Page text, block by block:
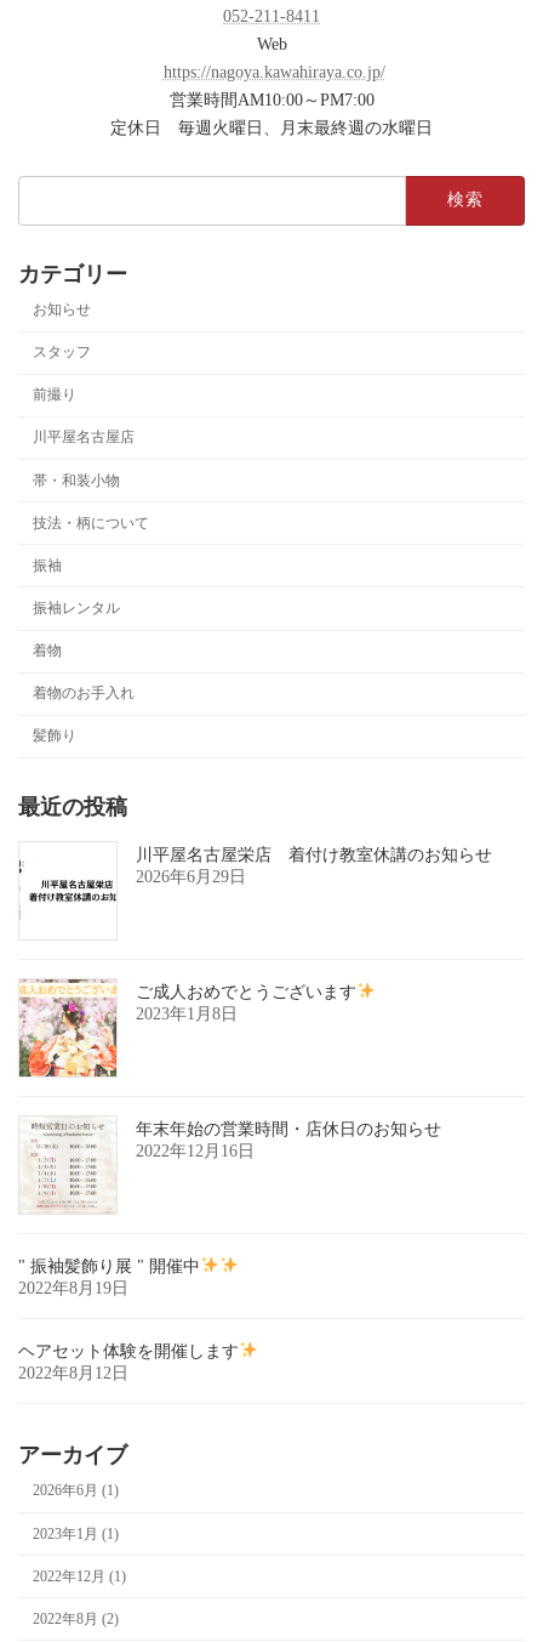
052-211-8411
Web
https://nagoya.kawahiraya.co.jp/
営業時間AM10:00～PM7:00
定休日 毎週火曜日、月末最終週の水曜日
カテゴリー
お知らせ
スタッフ
前撮り
川平屋名古屋店
帯・和装小物
技法・柄について
振袖
振袖レンタル
着物
着物のお手入れ
髪飾り
最近の投稿
川平屋名古屋栄店 着付け教室休講のお知らせ
2026年6月29日
ご成人おめでとうございます
2023年1月8日
年末年始の営業時間・店休日のお知らせ
2022年12月16日
" 振袖髪飾り展 " 開催中
2022年8月19日
ヘアセット体験を開催します
2022年8月12日
アーカイブ
2026年6月 (1)
2023年1月 (1)
2022年12月 (1)
2022年8月 (2)